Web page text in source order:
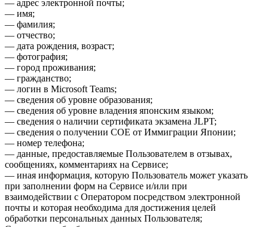
— адрес электронной почты;
— имя;
— фамилия;
— отчество;
— дата рождения, возраст;
— фотография;
— город проживания;
— гражданство;
— логин в Microsoft Teams;
— сведения об уровне образования;
— сведения об уровне владения японским языком;
— сведения о наличии сертификата экзамена JLPT;
— сведения о получении COE от Иммиграции Японии;
— номер телефона;
— данные, предоставляемые Пользователем в отзывах,
сообщениях, комментариях на Сервисе;
— иная информация, которую Пользователь может указать
при заполнении форм на Сервисе и/или при
взаимодействии с Оператором посредством электронной
почты и которая необходима для достижения целей
обработки персональных данных Пользователя;